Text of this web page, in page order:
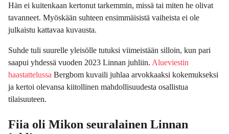
Hän ei kuitenkaan kertonut tarkemmin, missä tai miten he olivat
tavanneet. Myöskään suhteen ensimmäisistä vaiheista ei ole
julkaistu kattavaa kuvausta.
Suhde tuli suurelle yleisölle tutuksi viimeistään silloin, kun pari
saapui yhdessä vuoden 2023 Linnan juhliin. Alueviestin
haastattelussa Bergbom kuvaili juhlaa arvokkaaksi kokemukseksi
ja kertoi olevansa kiitollinen mahdollisuudesta osallistua
tilaisuuteen.
Fiia oli Mikon seuralainen Linnan